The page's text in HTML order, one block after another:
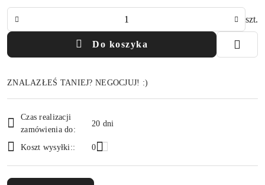
szt.
Do koszyka
ZNALAZŁEŚ TANIEJ? NEGOCJUJ! :)
i
dostawa
Czas realizacji
zamówienia do:
20 dni
Koszt wysyłki:: 0